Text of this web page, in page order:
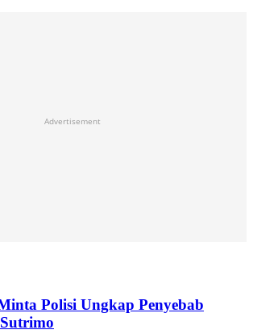
Advertisement
Polisi Ungkap Penyebab